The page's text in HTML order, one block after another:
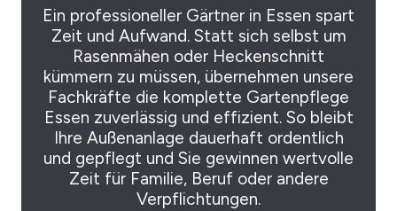
Ein professioneller Gärtner in Essen spart
Zeit und Aufwand. Statt sich selbst um
Rasenmähen oder Heckenschnitt
kümmern zu müssen, übernehmen unsere
Fachkräfte die komplette Gartenpflege
Essen zuverlässig und effizient. So bleibt
Ihre Außenanlage dauerhaft ordentlich
und gepflegt und Sie gewinnen wertvolle
Zeit für Familie, Beruf oder andere
Verpflichtungen.